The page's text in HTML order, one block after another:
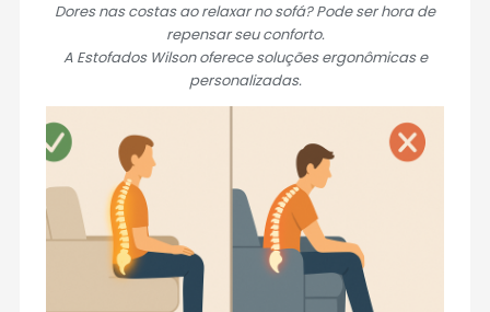
Dores nas costas ao relaxar no sofá? Pode ser hora de
repensar seu conforto.
A Estofados Wilson oferece soluções ergonômicas e
personalizadas.